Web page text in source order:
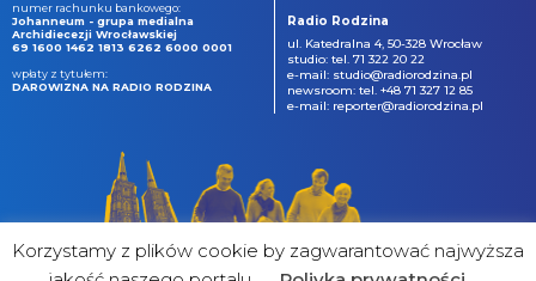
numer rachunku bankowego:
Johanneum - grupa medialna
Archidiecezji Wrocławskiej
69 1600 1462 1813 6262 6000 0001
wpłaty z tytułem:
DAROWIZNA NA RADIO RODZINA
Radio Rodzina
ul. Katedralna 4, 50-328 Wrocław
studio: tel. 71 322 20 22
e-mail: studio@radiorodzina.pl
newsroom: tel. +48 71 327 12 85
e-mail: reporter@radiorodzina.pl
Korzystamy z plików cookie by zagwarantować najwyższa